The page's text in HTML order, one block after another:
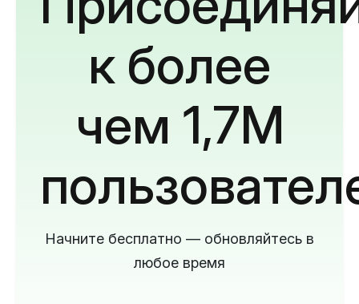
к более
чем 1,7M
Начните бесплатно — обновляйтесь в
любое время